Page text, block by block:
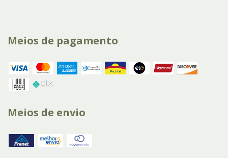
Meios de pagamento
Meios de envio